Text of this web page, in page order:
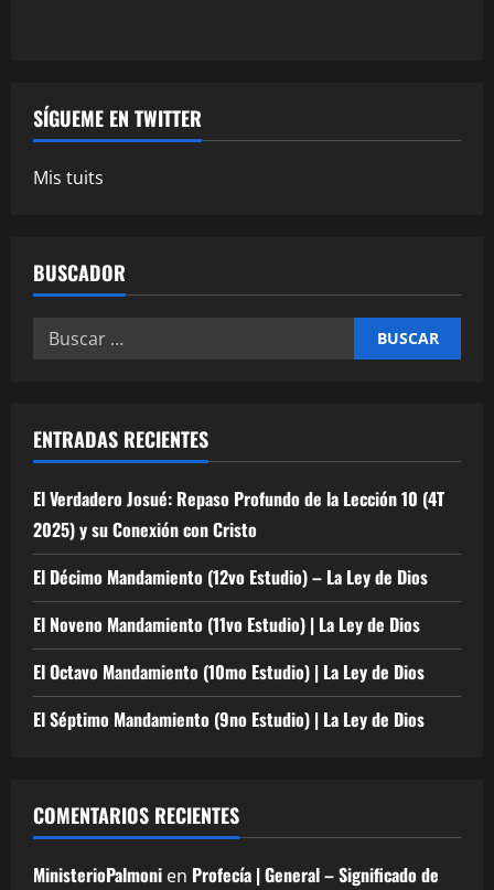
SÍGUEME EN TWITTER
Mis tuits
BUSCADOR
Buscar:
ENTRADAS RECIENTES
El Verdadero Josué: Repaso Profundo de la Lección 10 (4T
2025) y su Conexión con Cristo
El Décimo Mandamiento (12vo Estudio) – La Ley de Dios
El Noveno Mandamiento (11vo Estudio) | La Ley de Dios
El Octavo Mandamiento (10mo Estudio) | La Ley de Dios
El Séptimo Mandamiento (9no Estudio) | La Ley de Dios
COMENTARIOS RECIENTES
MinisterioPalmoni en Profecía | General – Significado de